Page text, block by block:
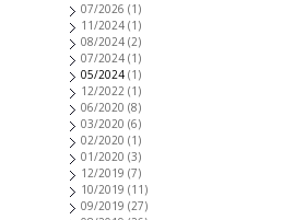
07/2026 (1)
11/2024 (1)
08/2024 (2)
07/2024 (1)
05/2024 (1)
12/2022 (1)
06/2020 (8)
03/2020 (6)
02/2020 (1)
01/2020 (3)
12/2019 (7)
10/2019 (11)
09/2019 (27)